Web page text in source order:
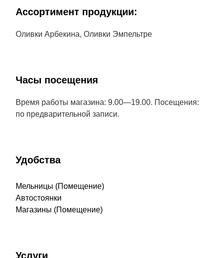
Aссортимент продукции:
Оливки Арбекина, Оливки Эмпельтре
Часы посещения
Время работы магазина: 9.00—19.00. Посещения:
по предварительной записи.
Удобства
Мельницы (Помещение)
Автостоянки
Магазины (Помещение)
Услуги